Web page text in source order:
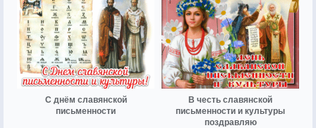
С днём славянской
письменности
В честь славянской
письменности и культуры
поздравляю